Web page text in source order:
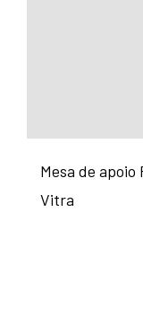
Mesa de
Vitra